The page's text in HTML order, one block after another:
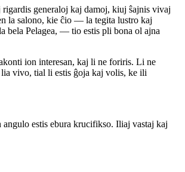
generaloj kaj damoj, kiuj ŝajnis vivaj
la salono, kie ĉio — la tegita lustro kaj
bela Pelagea, — tio estis pli bona ol ajna
ion interesan, kaj li ne foriris. Li ne
lia vivo, tial li estis ĝoja kaj volis, ke ili
estis ebura krucifikso. Iliaj vastaj kaj